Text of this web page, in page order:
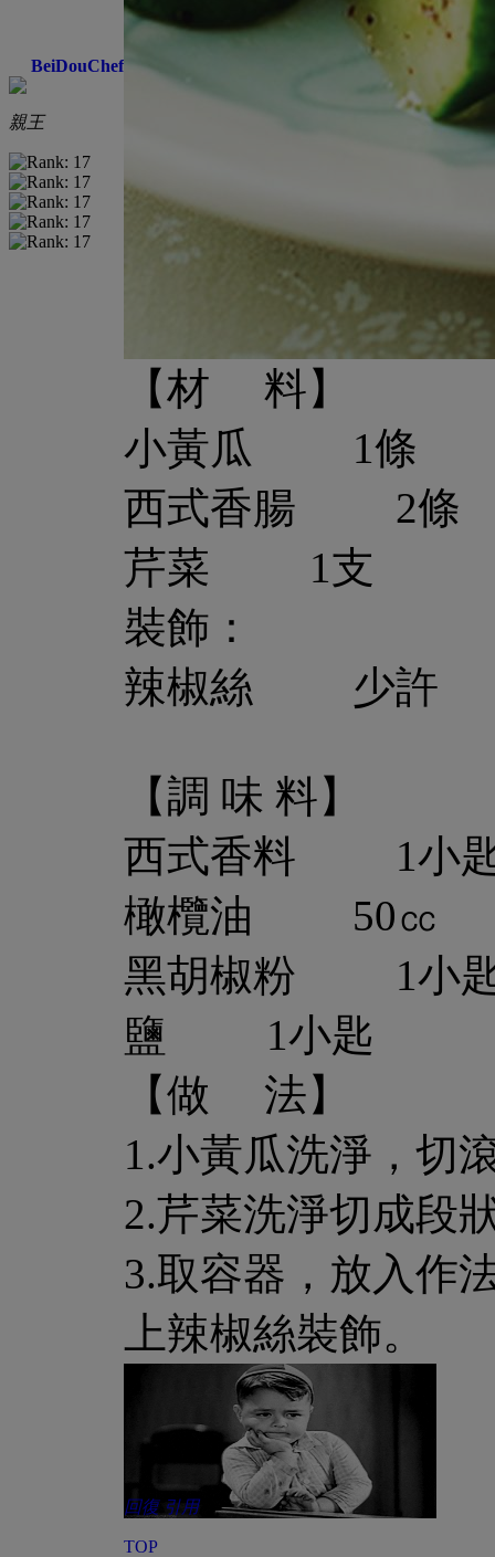
BeiDouChef
親王
【材 料】
小黃瓜 1條
西式香腸 2條
芹菜 1支
裝飾：
辣椒絲 少許
【調 味 料】
西式香料 1小
橄欖油 50㏄
黑胡椒粉 1小
鹽 1小匙
【做 法】
1.小黃瓜洗淨，切
2.芹菜洗淨切成段
3.取容器，放入作
上辣椒絲裝飾。
回復 引用
TOP